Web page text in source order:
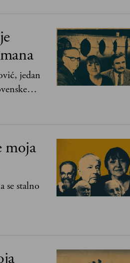
jedan
moja
se stalno